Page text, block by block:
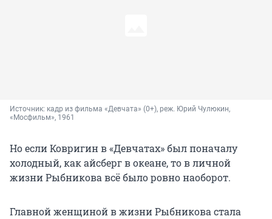
Источник: кадр из фильма «Девчата» (0+), реж. Юрий Чулюкин,
«Мосфильм», 1961
Но если Ковригин в «Девчатах» был поначалу
холодный, как айсберг в океане, то в личной
жизни Рыбникова всё было ровно наоборот.
Главной женщиной в жизни Рыбникова стала